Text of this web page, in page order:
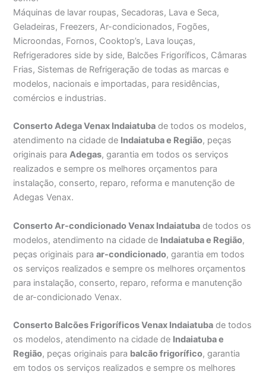
Máquinas de lavar roupas, Secadoras, Lava e Seca,
Geladeiras, Freezers, Ar-condicionados, Fogões,
Microondas, Fornos, Cooktop’s, Lava louças,
Refrigeradores side by side, Balcões Frigoríficos, Câmaras
Frias, Sistemas de Refrigeração de todas as marcas e
modelos, nacionais e importadas, para residências,
comércios e industrias.
Conserto Adega Venax Indaiatuba de todos os modelos,
atendimento na cidade de Indaiatuba e Região, peças
originais paraAdegas, garantia em todos os serviços
realizados e sempre os melhores orçamentos para
instalação, conserto, reparo, reforma e manutenção de
Adegas Venax.
Conserto Ar-condicionado Venax Indaiatuba de todos os
modelos, atendimento na cidade de Indaiatuba e Região,
peças originais paraar-condicionado, garantia em todos
os serviços realizados e sempre os melhores orçamentos
para instalação, conserto, reparo, reforma e manutenção
de ar-condicionado Venax.
Conserto Balcões Frigoríficos Venax Indaiatuba de todos
os modelos, atendimento na cidade de Indaiatuba e
Região, peças originais para balcão frigorífico, garantia
em todos os serviços realizados e sempre os melhores